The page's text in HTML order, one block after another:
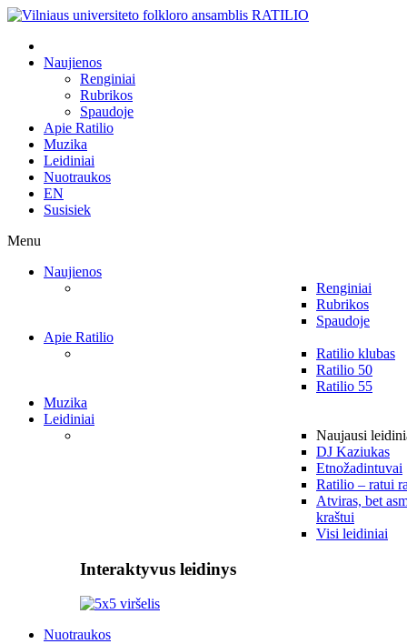
Naujienos
Renginiai
Rubrikos
Spaudoje
Apie Ratilio
Muzika
Leidiniai
Nuotraukos
EN
Susisiek
Menu
Naujienos
Renginiai
Rubrikos
Spaudoje
Apie Ratilio
Ratilio klubas
Ratilio 50
Ratilio 55
Muzika
Leidiniai
Naujausi
DJ Kaziukas
Etnožadintuvai
Ratilio – ratui
Atviras, bet
kraštui
Visi leidiniai
Interaktyvus leidinys
Nuotraukos